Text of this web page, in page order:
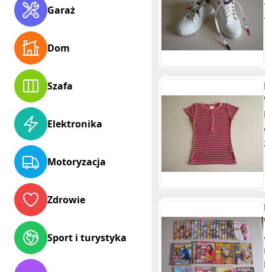
Garaż
Dom
Szafa
Elektronika
Motoryzacja
Zdrowie
Sport i turystyka